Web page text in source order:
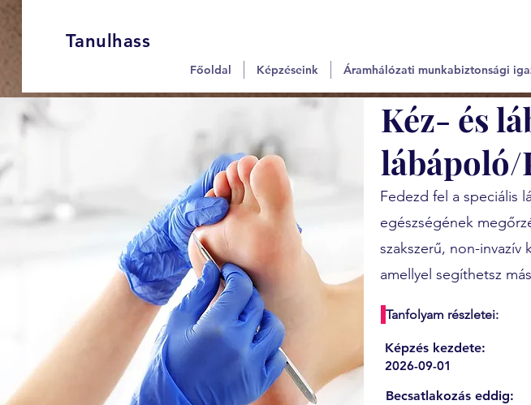
Tanulhass
Főoldal Képzéseink Áramhálózati munkabiztonsági
Kéz- és
lábápoló/
Fedezd fel a speciális
egészségének
szakszerű, non-invazív
amellyel segíthetsz
Tanfolyam részletei:
Képzés kezdete:
2026-09-01
Becsatlakozás eddig: